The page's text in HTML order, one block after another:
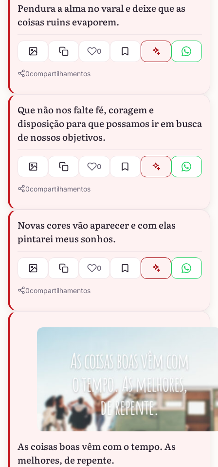
Pendura a alma no varal e deixe que as
coisas ruins evaporem.
0
0compartilhamentos
Que não nos falte fé, coragem e
disposição para que possamos ir em busca
de nossos objetivos.
0
0compartilhamentos
Novas cores vão aparecer e com elas
pintarei meus sonhos.
0
0compartilhamentos
As coisas boas vêm com o tempo. As
melhores, de repente.